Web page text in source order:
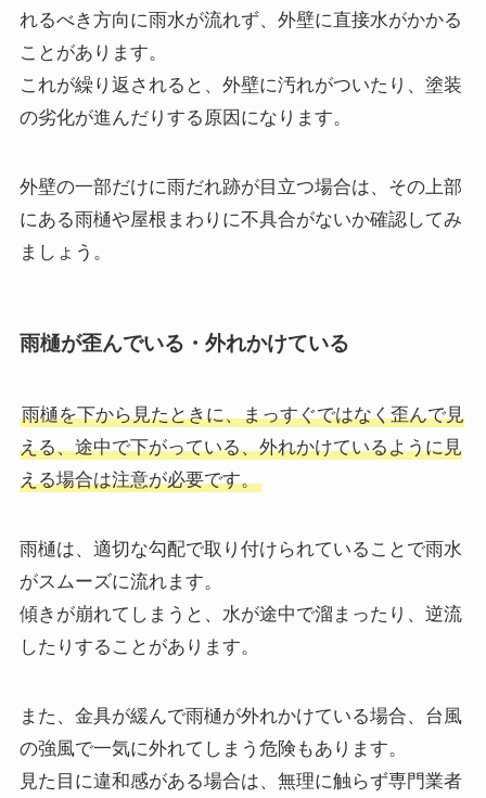
れるべき方向に雨水が流れず、外壁に直接水がかかる
ことがあります。
これが繰り返されると、外壁に汚れがついたり、塗装
の劣化が進んだりする原因になります。
外壁の一部だけに雨だれ跡が目立つ場合は、その上部
にある雨樋や屋根まわりに不具合がないか確認してみ
ましょう。
雨樋が歪んでいる・外れかけている
雨樋を下から見たときに、まっすぐではなく歪んで見
える、途中で下がっている、外れかけているように見
える場合は注意が必要です。
雨樋は、適切な勾配で取り付けられていることで雨水
がスムーズに流れます。
傾きが崩れてしまうと、水が途中で溜まったり、逆流
したりすることがあります。
また、金具が緩んで雨樋が外れかけている場合、台風
の強風で一気に外れてしまう危険もあります。
見た目に違和感がある場合は、無理に触らず専門業者